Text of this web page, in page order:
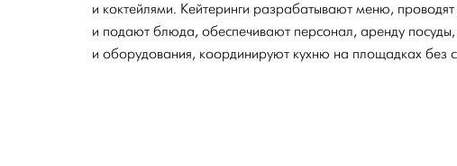
и коктейлями. Кейтеринги разрабатывают меню, проводят
и подают блюда, обеспечивают персонал, аренду посуды,
и оборудования, координируют кухню на площадках без